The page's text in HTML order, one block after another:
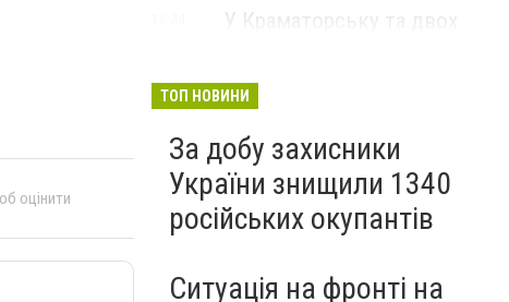
оцінити
У Краматорську та двох
евакуацію дітей із
ТОП НОВИНИ
За добу захисники
України знищили 1340
російських окупантів
Ситуація на фронті на